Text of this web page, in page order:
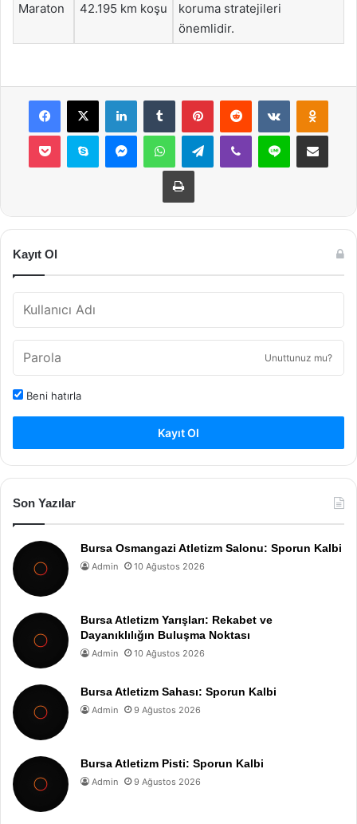
Maraton 42.195 km koşu
koruma stratejileri
önemlidir.
Facebook
X LinkedInTumblr PinterestReddit VKontakte
Pocket Skype MessengerWhatsAppTelegramViber Line E-Posta ile
Yazdır
Kayıt Ol
Unuttunuz mu?
Beni hatırla
Kayıt Ol
Son Yazılar
Bursa Osmangazi Atletizm Salonu: Sporun Kalbi
Admin 10 Ağustos 2026
Bursa Atletizm Yarışları: Rekabet ve
Dayanıklılığın Buluşma Noktası
Admin 10 Ağustos 2026
Bursa Atletizm Sahası: Sporun Kalbi
Admin 9 Ağustos 2026
Bursa Atletizm Pisti: Sporun Kalbi
Admin 9 Ağustos 2026